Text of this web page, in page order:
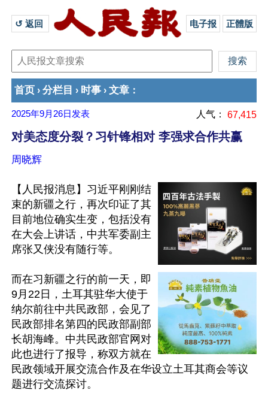
↺ 返回 电子报 正體版
首页 › 分栏目 › 时事 › 文章 ：
2025年9月26日 发表 人气： 67,415
对美态度分裂？习针锋相对 李强求合作共赢
周晓辉
【人民报消息】习近平刚刚结
束的新疆之行，再次印证了其
目前地位确实生变，包括没有
在大会上讲话，中共军委副主
席张又侠没有随行等。
而在习新疆之行的前一天，即
9月22日，土耳其驻华大使于
纳尔前往中共民政部，会见了
民政部排名第四的民政部副部
长胡海峰。中共民政部官网对
此也进行了报导，称双方就在
民政领域开展交流合作及在华设立土耳其商会等议
题进行交流探讨。